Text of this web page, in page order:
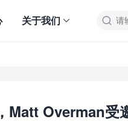

关于我们
Overman受